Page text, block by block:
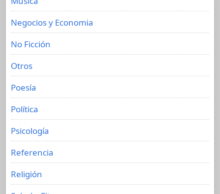
Negocios y Economia
No Ficción
Otros
Poesía
Política
Psicología
Referencia
Religión